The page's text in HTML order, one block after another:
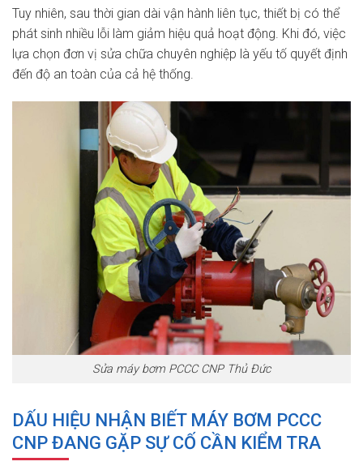
Tuy nhiên, sau thời gian dài vận hành liên tục, thiết bị có thể
phát sinh nhiều lỗi làm giảm hiệu quả hoạt động. Khi đó, việc
lựa chọn đơn vị sửa chữa chuyên nghiệp là yếu tố quyết định
đến độ an toàn của cả hệ thống.
Sửa máy bơm PCCC CNP Thủ Đức
DẤU HIỆU NHẬN BIẾT MÁY BƠM PCCC
CNP ĐANG GẶP SỰ CỐ CẦN KIỂM TRA